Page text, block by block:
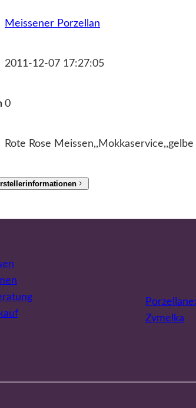
Meissener Porzellan
2011-12-07 17:27:05
0
Rote Rose
Zymelka